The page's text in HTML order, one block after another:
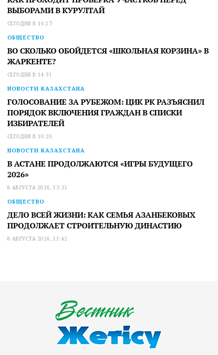
ВЫБОРАМИ В КУРУЛТАЙ
СЕГОДНЯ В 16:17
ОБЩЕСТВО
ВО СКОЛЬКО ОБОЙДЕТСЯ «ШКОЛЬНАЯ КОРЗИНА» В
ЖАРКЕНТЕ?
СЕГОДНЯ В 14:31
НОВОСТИ КАЗАХСТАНА
ГОЛОСОВАНИЕ ЗА РУБЕЖОМ: ЦИК РК РАЗЪЯСНИЛ
ПОРЯДОК ВКЛЮЧЕНИЯ ГРАЖДАН В СПИСКИ
ИЗБИРАТЕЛЕЙ
СЕГОДНЯ В 10:20
НОВОСТИ КАЗАХСТАНА
В АСТАНЕ ПРОДОЛЖАЮТСЯ «ИГРЫ БУДУЩЕГО
2026»
8 АВГУСТА 2026, 13:35
ОБЩЕСТВО
ДЕЛО ВСЕЙ ЖИЗНИ: КАК СЕМЬЯ АЗАНБЕКОВЫХ
ПРОДОЛЖАЕТ СТРОИТЕЛЬНУЮ ДИНАСТИЮ
8 АВГУСТА 2026, 11:42